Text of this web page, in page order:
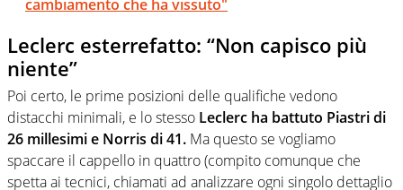
cambiamento che ha vissuto"
Leclerc esterrefatto: “Non capisco più
niente”
Poi certo, le prime posizioni delle qualifiche vedono
distacchi minimali, e lo stesso Leclerc ha battuto Piastri di
26 millesimi e Norris di 41. Ma questo se vogliamo
spaccare il cappello in quattro (compito comunque che
spetta ai tecnici, chiamati ad analizzare ogni singolo dettaglio